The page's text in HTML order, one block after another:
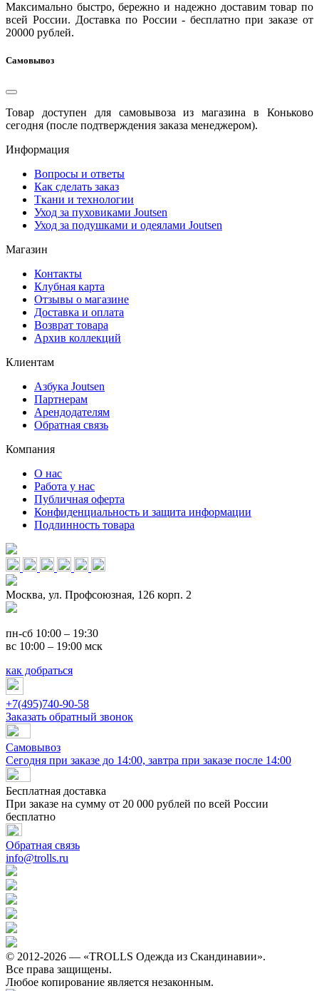
Максимально быстро, бережно и надежно доставим товар по
всей России. Доставка по России - бесплатно при заказе от
20000 рублей.
Самовывоз
Товар доступен для самовывоза из магазина в Коньково
сегодня (после подтверждения заказа менеджером).
Информация
Вопросы и ответы
Как сделать заказ
Ткани и технологии
Уход за пуховиками Joutsen
Уход за подушками и одеялами Joutsen
Магазин
Контакты
Клубная карта
Отзывы о магазине
Доставка и оплата
Возврат товара
Архив коллекций
Клиентам
Азбука Joutsen
Партнерам
Арендодателям
Обратная связь
Компания
О нас
Работа у нас
Публичная оферта
Конфиденциальность и защита информации
Подлинность товара
Москва, ул. Профсоюзная, 126 корп. 2
пн-сб 10:00 – 19:30
вс 10:00 – 19:00 мск
как добраться
+7(495)740-90-58
Заказать обратный звонок
Самовывоз
Сегодня при заказе до 14:00, завтра при заказе после 14:00
Бесплатная доставка
При заказе на сумму от 20 000 рублей по всей России
бесплатно
Обратная связь
info@trolls.ru
© 2012-2026 — «TROLLS Одежда из Скандинавии».
Все права защищены.
Любое копирование является незаконным.